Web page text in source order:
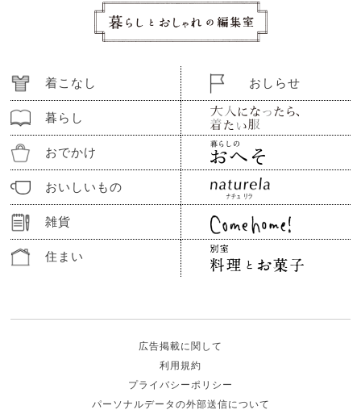
着こなし
暮らし
おでかけ
おいしいもの
雑貨
住まい
おしらせ
広告掲載に関して
利用規約
プライバシーポリシー
パーソナルデータの外部送信について